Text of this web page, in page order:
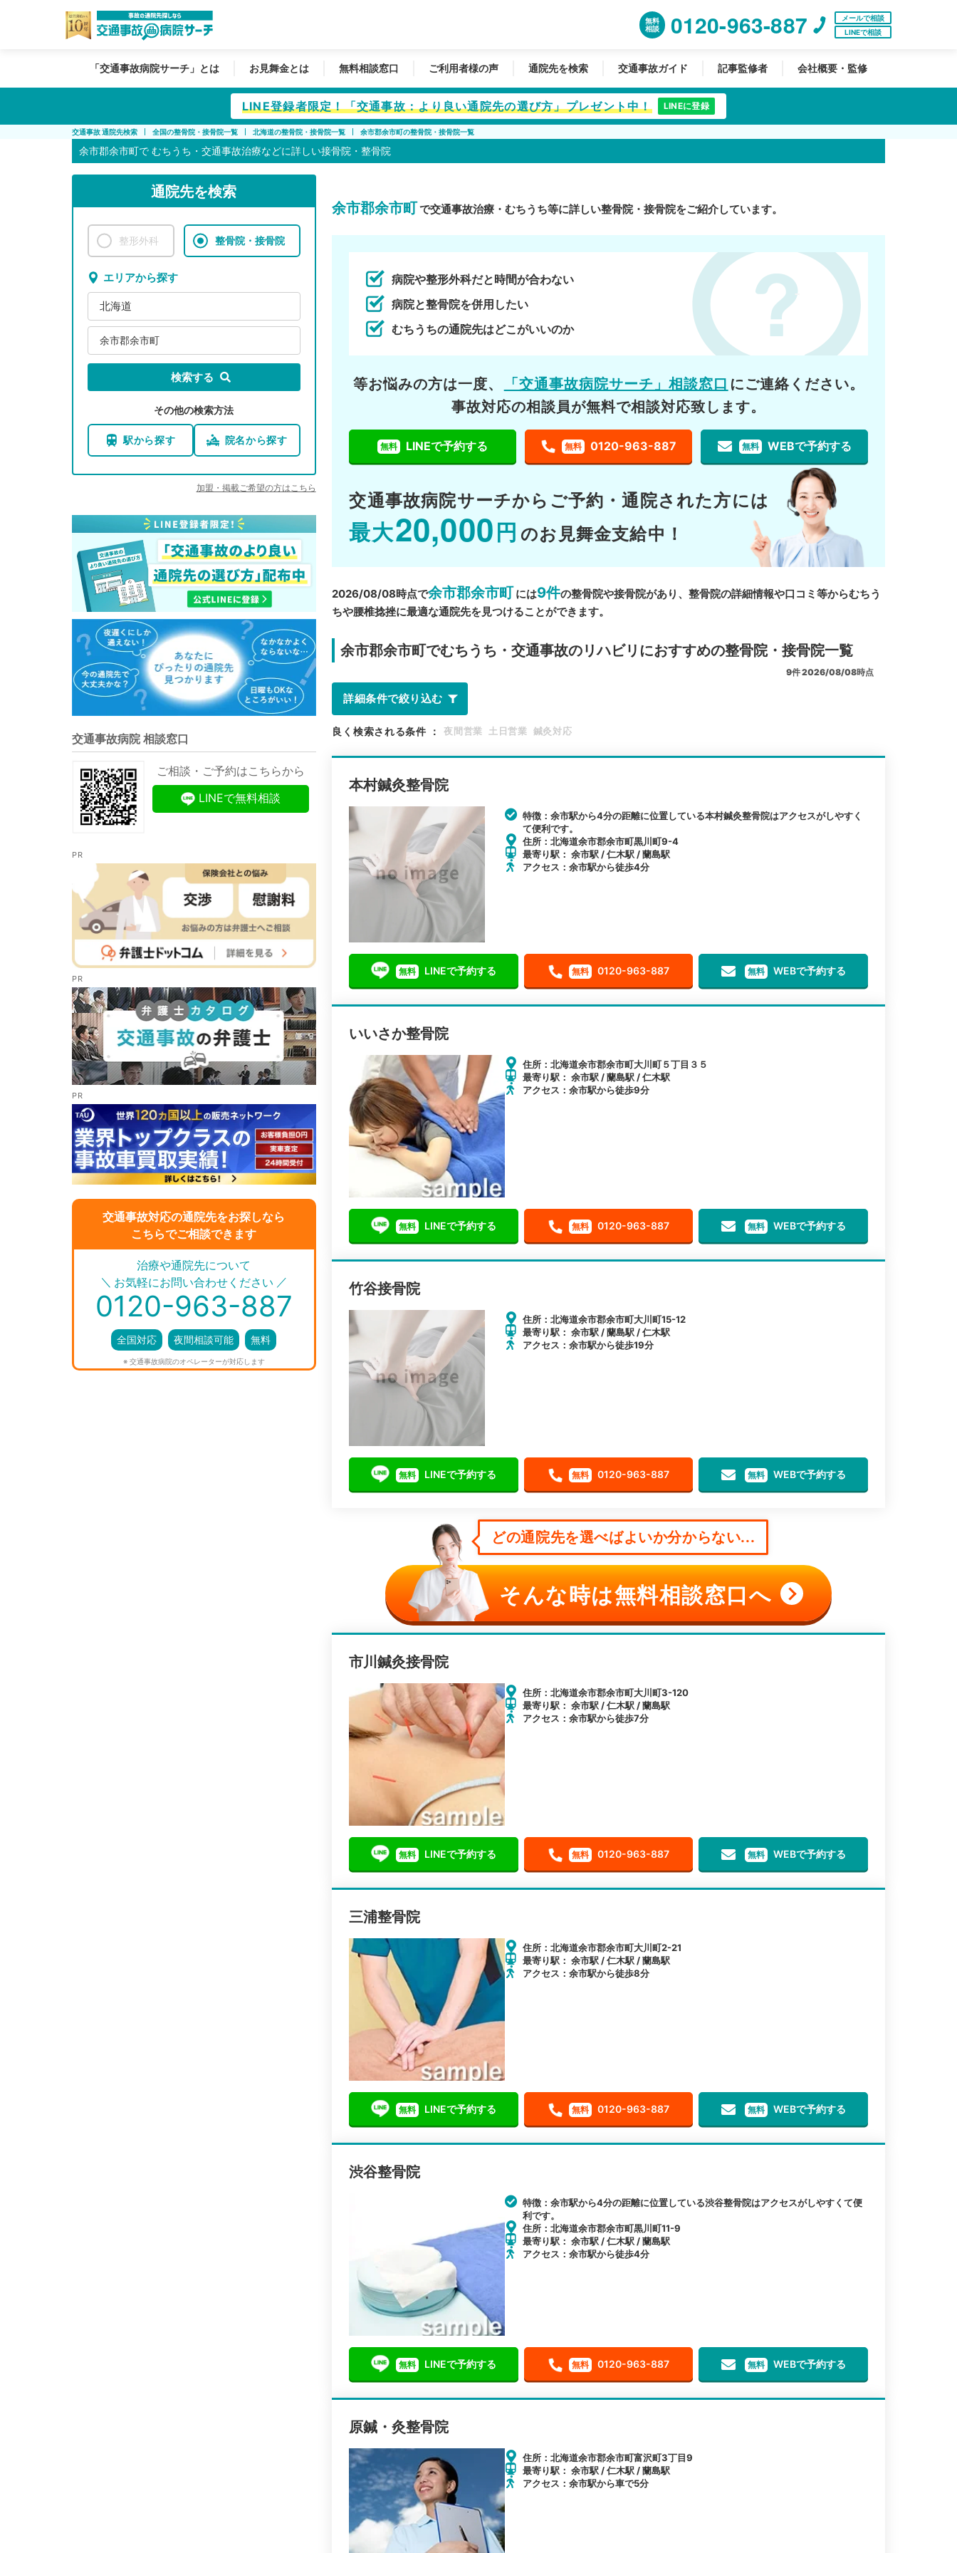
無料
相談
0120-963-887
メールで相談
LINEで相談
「交通事故病院サーチ」とは お見舞金とは 無料相談窓口 ご利用者様の声 通院先を検索 交通事故ガイド 記事監修者 会社概要・監修
LINE登録者限定！「交通事故：より良い通院先の選び方」プレゼント中！ LINEに登録
交通事故 通院先検索 全国の整骨院・接骨院一覧 北海道の整骨院・接骨院一覧 余市郡余市町の整骨院・接骨院一覧
余市郡余市町で むちうち・交通事故治療などに詳しい接骨院・整骨院
通院先を検索
整形外科 整骨院・接骨院
エリアから探す
北海道
余市郡余市町
検索する
その他の検索方法
駅から探す 院名から探す
加盟・掲載ご希望の方はこちら
交通事故病院 相談窓口
ご相談・ご予約はこちらから
LINEで無料相談
交通事故対応の通院先をお探しなら
こちらでご相談できます
＼ ／
治療や通院先について
お気軽にお問い合わせください
0120-963-887
全国対応 夜間相談可能 無料
※ 交通事故病院のオペレーターが対応します
余市郡余市町で交通事故治療・むちうち等に詳しい整骨院・接骨院をご紹介しています。
病院や整形外科だと時間が合わない
病院と整骨院を併用したい
むちうちの通院先はどこがいいのか
等お悩みの方は一度、 「交通事故病院サーチ」相談窓口 にご連絡ください。
事故対応の相談員が無料で相談対応致します。
無料 LINEで予約する 無料 0120-963-887 無料 WEBで予約する
交通事故病院サーチから ご予約・通院された方には
最大20,000 円 のお見舞金支給中！
2026/08/08時点で余市郡余市町には9件の整骨院や接骨院があり、整骨院の詳細情報や口コミ等からむちう
ちや腰椎捻挫に最適な通院先を見つけることができます。
余市郡余市町でむちうち・交通事故のリハビリにおすすめの整骨院・接骨院一覧
9件2026/08/08時点
詳細条件で絞り込む
良く検索される条件 ： 夜間営業 土日営業 鍼灸対応
本村鍼灸整骨院
特徴：余市駅から4分の距離に位置している本村鍼灸整骨院はアクセスがしやすく
て便利です。
住所：北海道余市郡余市町黒川町9-4
最寄り駅： 余市駅 / 仁木駅 / 蘭島駅
アクセス：余市駅から徒歩4分
無料 LINEで予約する 無料 0120-963-887 無料 WEBで予約する
いいさか整骨院
住所：北海道余市郡余市町大川町５丁目３５
最寄り駅： 余市駅 / 蘭島駅 / 仁木駅
アクセス：余市駅から徒歩9分
無料 LINEで予約する 無料 0120-963-887 無料 WEBで予約する
竹谷接骨院
住所：北海道余市郡余市町大川町15-12
最寄り駅： 余市駅 / 蘭島駅 / 仁木駅
アクセス：余市駅から徒歩19分
無料 LINEで予約する 無料 0120-963-887 無料 WEBで予約する
どの通院先を選べばよいか分からない...
そんな時は無料相談窓口へ
市川鍼灸接骨院
住所：北海道余市郡余市町大川町3-120
最寄り駅： 余市駅 / 仁木駅 / 蘭島駅
アクセス：余市駅から徒歩7分
無料 LINEで予約する 無料 0120-963-887 無料 WEBで予約する
三浦整骨院
住所：北海道余市郡余市町大川町2-21
最寄り駅： 余市駅 / 仁木駅 / 蘭島駅
アクセス：余市駅から徒歩8分
無料 LINEで予約する 無料 0120-963-887 無料 WEBで予約する
渋谷整骨院
特徴：余市駅から4分の距離に位置している渋谷整骨院はアクセスがしやすくて便
利です。
住所：北海道余市郡余市町黒川町11-9
最寄り駅： 余市駅 / 仁木駅 / 蘭島駅
アクセス：余市駅から徒歩4分
無料 LINEで予約する 無料 0120-963-887 無料 WEBで予約する
原鍼・灸整骨院
住所：北海道余市郡余市町富沢町3丁目9
最寄り駅： 余市駅 / 仁木駅 / 蘭島駅
アクセス：余市駅から車で5分